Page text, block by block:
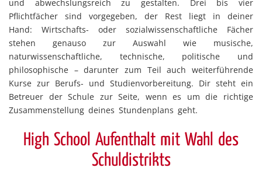
und abwechslungsreich zu gestalten. Drei bis vier
Pflichtfächer sind vorgegeben, der Rest liegt in deiner
Hand: Wirtschafts- oder sozialwissenschaftliche Fächer
stehen genauso zur Auswahl wie musische,
naturwissenschaftliche, technische, politische und
philosophische – darunter zum Teil auch weiterführende
Kurse zur Berufs- und Studienvorbereitung. Dir steht ein
Betreuer der Schule zur Seite, wenn es um die richtige
Zusammenstellung deines Stundenplans geht.
High School Aufenthalt mit Wahl des
Schuldistrikts